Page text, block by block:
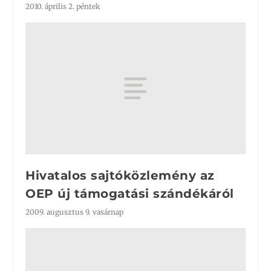
2010. április 2. péntek
Hivatalos sajtóközlemény az
OEP új támogatási szándékáról
2009. augusztus 9. vasárnap